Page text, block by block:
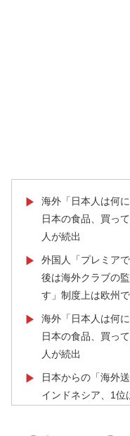
▶
海外「日本人は何
日本の食品、買っ
人が続出
▶
外国人「プレミア
後は海外クラブの
す」制度上は欧州
▶
海外「日本人は何
日本の食品、買っ
人が続出
▶
日本からの「海外
インドネシア、1位